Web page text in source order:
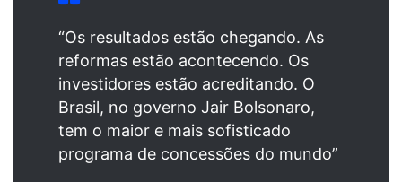
“Os resultados estão chegando. As
reformas estão acontecendo. Os
investidores estão acreditando. O
Brasil, no governo Jair Bolsonaro,
tem o maior e mais sofisticado
programa de concessões do mundo”